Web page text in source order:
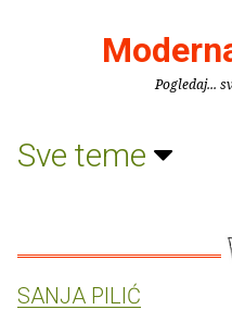
Pogledaj...
Sve teme
SANJA PILIĆ